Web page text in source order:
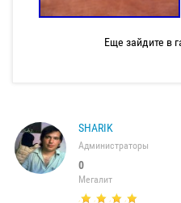
Еще зайдите в
SHARIK
Администраторы
0
Мегалит